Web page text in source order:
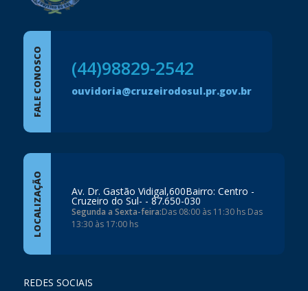
FALE CONOSCO (44)98829-2542
ouvidoria@cruzeirodosul.pr.gov.br
LOCALIZAÇÃO Av. Dr. Gastão Vidigal,600Bairro: Centro -
Cruzeiro do Sul- - 87.650-030
Segunda a Sexta-feira:Das 08:00 às 11:30 hs Das
13:30 às 17:00 hs
REDES SOCIAIS